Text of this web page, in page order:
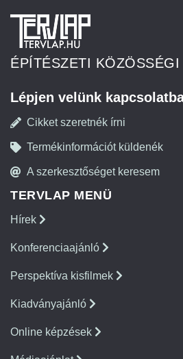
ÉPÍTÉSZETI
Lépjen velünk
Cikket szeretnék írni
Termékinformációt küldenék
A szerkesztőséget keresem
TERVLAP MENÜ
Hírek
Konferenciaajánló
Perspektíva kisfilmek
Kiadványajánló
Online képzések